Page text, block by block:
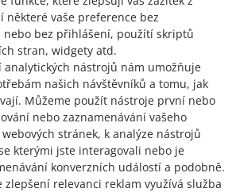
některé vaše preference bez
nebo bez přihlášení, použítí skriptů
stran, widgety atd.
analytických nástrojů nám umožňuje
našich návštěvníků a tomu, jak
Můžeme použít nástroje první nebo
nebo zaznamenávání vašeho
stránek, k analýze nástrojů
kterými jste interagovali nebo je
konverzních událostí a podobně.
zlepšení relevanci reklam využívá služba